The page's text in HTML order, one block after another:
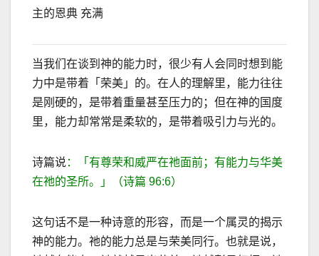
主的恩典 充满
当我们在谈到神的能力时，很少有人会同时想到能
力中是带着「荣美」的。在人的理解里，能力往往
是刚硬的，是带着重量甚至压力的；但在神的国度
里，能力却常常是柔软的，是带着吸引力与光的。
诗篇说：「有尊荣和威严在祂面前；有能力与华美
在祂的圣所。」（诗篇 96:6）
这句话不是一种诗意的形容，而是一个属灵的揭示
神的能力。祂的能力总是与荣美同行。也就是说，